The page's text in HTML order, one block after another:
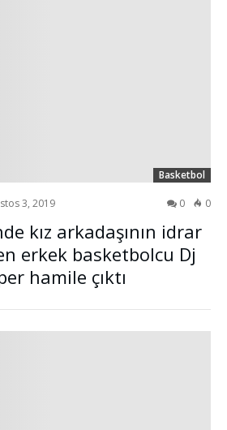
Basketbol
3, 2019 0 0
kız arkadaşının idrar
erkek basketbolcu Dj
hamile çıktı